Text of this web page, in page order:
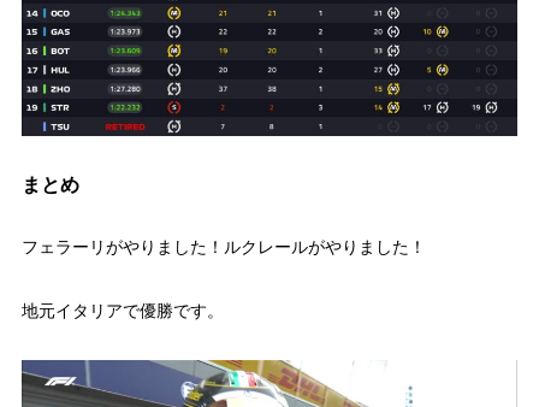
まとめ
フェラーリがやりました！ルクレールがやりました！
地元イタリアで優勝です。